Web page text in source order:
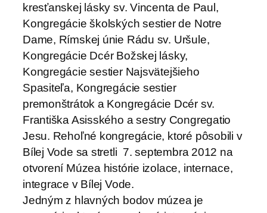
kresťanskej lásky sv. Vincenta de Paul,
Kongregácie školských sestier de Notre
Dame, Rímskej únie Rádu sv. Uršule,
Kongregácie Dcér Božskej lásky,
Kongregácie sestier Najsvätejšieho
Spasiteľa, Kongregácie sestier
premonštrátok a Kongregácie Dcér sv.
Františka Asisského a sestry Congregatio
Jesu. Rehoľné kongregácie, ktoré pôsobili v
Bílej Vode sa stretli 7. septembra 2012 na
otvorení Múzea histórie izolace, internace,
integrace v Bílej Vode.
Jedným z hlavných bodov múzea je